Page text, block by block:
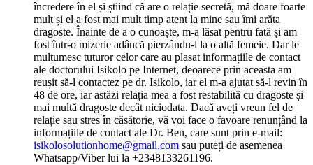
încredere în el și știind că are o relație secretă, mă doare foarte
mult și el a fost mai mult timp atent la mine sau îmi arăta
dragoste. Înainte de a o cunoaște, m-a lăsat pentru fată și am
fost într-o mizerie adâncă pierzându-l la o altă femeie. Dar le
mulțumesc tuturor celor care au plasat informațiile de contact
ale doctorului Isikolo pe Internet, deoarece prin aceasta am
reușit să-l contactez pe dr. Isikolo, iar el m-a ajutat să-l revin în
48 de ore, iar astăzi relația mea a fost restabilită cu dragoste și
mai multă dragoste decât niciodata. Dacă aveți vreun fel de
relație sau stres în căsătorie, vă voi face o favoare renunțând la
informațiile de contact ale Dr. Ben, care sunt prin e-mail:
isikolosolutionhome@gmail.com sau puteți de asemenea
Whatsapp/Viber lui la +2348133261196.